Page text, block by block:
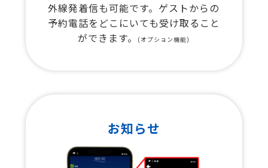
外線発着信も可能です。ゲストからの
予約電話をどこにいても受け取ること
ができます。
(オプション機能)
お知らせ